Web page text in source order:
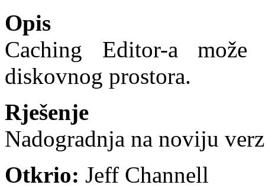
Opis
Caching Editor-a
može
diskovnog prostora.
Rješenje
Nadogradnja na noviju
Otkrio: Jeff Channell